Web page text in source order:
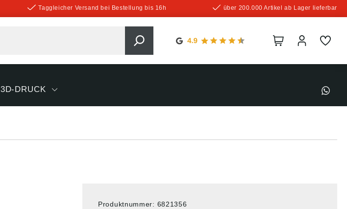
Taggleicher Versand bei Bestellung bis 16h über 200.000 Artikel ab Lager lieferbar
3D-DRUCK
Produktnummer: 6821356